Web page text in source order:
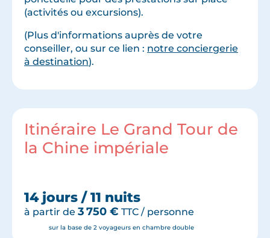
(activités ou excursions).
(Plus d'informations auprès de votre
conseiller, ou sur ce lien : notre conciergerie
à destination).
Itinéraire Le Grand Tour de
la Chine impériale
14 jours / 11 nuits
à partir de 3 750 € TTC / personne
sur la base de 2 voyageurs en chambre double